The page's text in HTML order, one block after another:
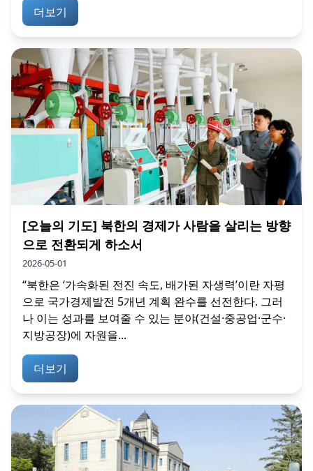
더보기
[오늘의 기도] 북한의 경제가 사람을 살리는 방향
으로 전환되게 하소서
2026-05-01
“북한은 ‘가속화된 전진 속도, 배가된 자생력’이란 자평
으로 국가경제발전 5개년 계획 완수를 선전한다. 그러
나 이는 성과를 보여줄 수 있는 분야(건설·중공업·군수·
지방공장)에 자원을...
더보기